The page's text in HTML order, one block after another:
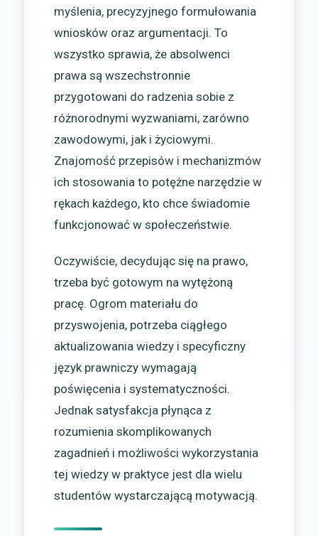
myślenia, precyzyjnego formułowania
wniosków oraz argumentacji. To
wszystko sprawia, że absolwenci
prawa są wszechstronnie
przygotowani do radzenia sobie z
różnorodnymi wyzwaniami, zarówno
zawodowymi, jak i życiowymi.
Znajomość przepisów i mechanizmów
ich stosowania to potężne narzędzie w
rękach każdego, kto chce świadomie
funkcjonować w społeczeństwie.
Oczywiście, decydując się na prawo,
trzeba być gotowym na wytężoną
pracę. Ogrom materiału do
przyswojenia, potrzeba ciągłego
aktualizowania wiedzy i specyficzny
język prawniczy wymagają
poświęcenia i systematyczności.
Jednak satysfakcja płynąca z
rozumienia skomplikowanych
zagadnień i możliwości wykorzystania
tej wiedzy w praktyce jest dla wielu
studentów wystarczającą motywacją.